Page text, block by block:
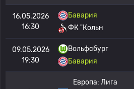
16.05.2026
16:30
Бавария
ФК "Кольн
09.05.2026
19:30
Вольфсбург
Бавария
Европа: Лига